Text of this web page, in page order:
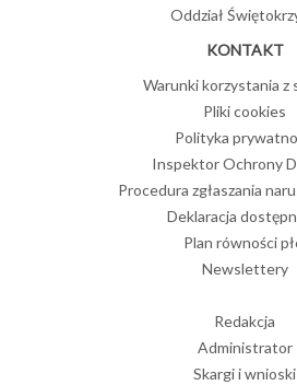
Oddział
KONTAKT
Warunki korzystania z
Pliki cookies
Polityka
Inspektor Ochrony
Procedura zgłaszania
Deklaracja
Plan równości
Newslettery
Redakcja
Administrator
Skargi i wnioski